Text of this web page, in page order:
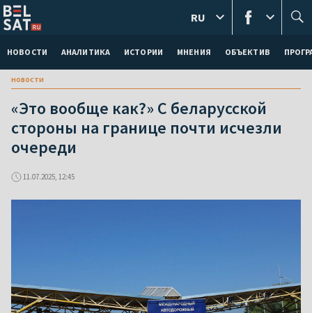
НОВОСТИ АНАЛИТИКА ИСТОРИИ МНЕНИЯ ОБЪЕКТИВ
RU
новости
«Это вообще как?» С беларусской
стороны на границе почти исчезли
очереди
11.07.2025, 12:45